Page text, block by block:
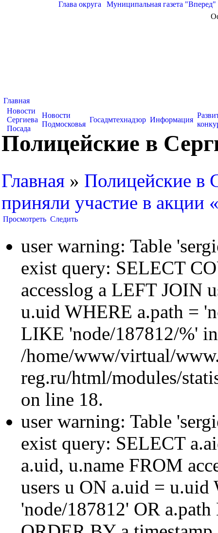
Глава округа Муниципальная газета "Вперед"
Главная
Новости
Сергиева
Посада
Новости
Подмосковья
Госадмтехнадзор Информация
Полицейские в
Главная » Полицейские в
приняли участие в акции
Просмотреть Следить
user warning: Table
exist query: SELECT
accesslog a LEFT JOIN
u.uid WHERE a.path =
LIKE 'node/187812/%' in
/home/www/virtual/
reg.ru/html/modules/
on line 18.
user warning: Table
exist query: SELECT
a.uid, u.name FROM
users u ON a.uid = u.uid
'node/187812' OR